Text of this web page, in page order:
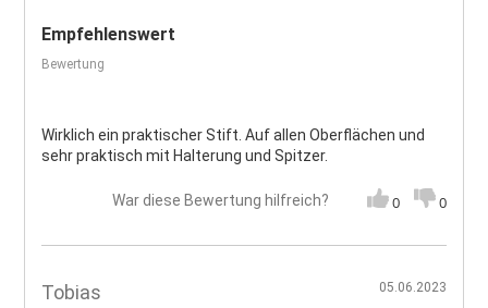
Empfehlenswert
Bewertung
Wirklich ein praktischer Stift. Auf allen Oberflächen und
sehr praktisch mit Halterung und Spitzer.
War diese Bewertung hilfreich? 0 0
Tobias 05.06.2023